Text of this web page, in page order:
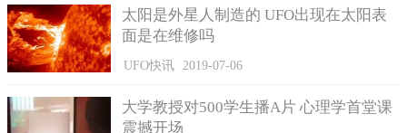
打闹的声音传出来，有一天学校里的玩闹声实在太大声，且持续
了很长的时间，有个住户便去学校想看看到底怎么回事，结果见
到玩闹的小孩子竟然没有肉身，想摸摸不到那些小孩，且他可以
直接穿过那些小孩。
太阳是外星人制造的 UFO出现在太阳表
面是在维修吗
UFO快讯 2019-07-06
大学教授对500学生播A片 心理学首堂课
震撼开场